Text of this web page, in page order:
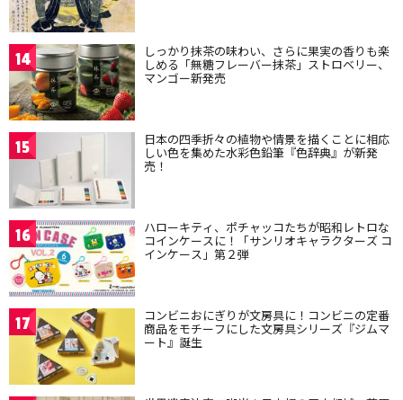
14 しっかり抹茶の味わい、さらに果実の香りも楽
しめる「無糖フレーバー抹茶」ストロベリー、
マンゴー新発売
15 日本の四季折々の植物や情景を描くことに相応
しい色を集めた水彩色鉛筆『色辞典』が新発
売！
16 ハローキティ、ポチャッコたちが昭和レトロな
コインケースに！「サンリオキャラクターズ コ
インケース」第２弾
17 コンビニおにぎりが文房具に！コンビニの定番
商品をモチーフにした文房具シリーズ『ジムマ
ート』誕生